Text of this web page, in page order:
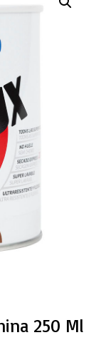
250 Ml